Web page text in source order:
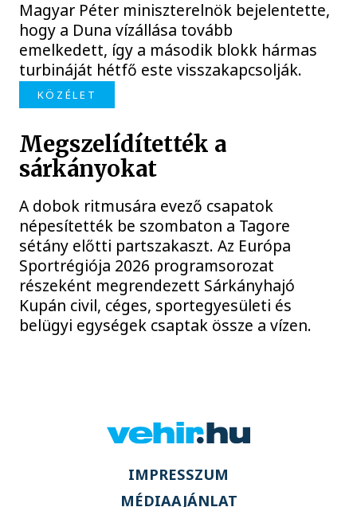
Magyar Péter miniszterelnök bejelentette,
hogy a Duna vízállása tovább
emelkedett, így a második blokk hármas
turbináját hétfő este visszakapcsolják.
KÖZÉLET
Megszelídítették a
sárkányokat
A dobok ritmusára evező csapatok
népesítették be szombaton a Tagore
sétány előtti partszakaszt. Az Európa
Sportrégiója 2026 programsorozat
részeként megrendezett Sárkányhajó
Kupán civil, céges, sportegyesületi és
belügyi egységek csaptak össze a vízen.
IMPRESSZUM
MÉDIAAJÁNLAT